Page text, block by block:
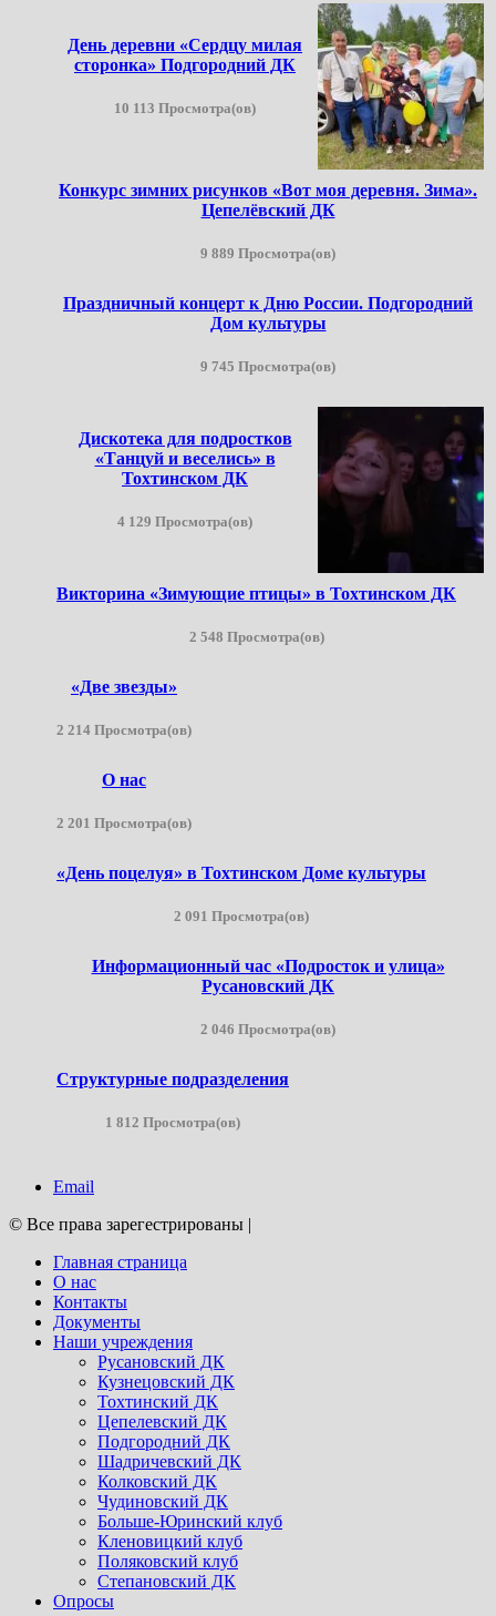
День деревни «Сердцу милая
сторонка» Подгородний ДК
10 113 Просмотра(ов)
Конкурс зимних рисунков «Вот моя деревня. Зима».
Цепелёвский ДК
9 889 Просмотра(ов)
Праздничный концерт к Дню России. Подгородний
Дом культуры
9 745 Просмотра(ов)
Дискотека для подростков
«Танцуй и веселись» в
Тохтинском ДК
4 129 Просмотра(ов)
Викторина «Зимующие птицы» в Тохтинском ДК
2 548 Просмотра(ов)
«Две звезды»
2 214 Просмотра(ов)
О нас
2 201 Просмотра(ов)
«День поцелуя» в Тохтинском Доме культуры
2 091 Просмотра(ов)
Информационный час «Подросток и улица»
Русановский ДК
2 046 Просмотра(ов)
Структурные подразделения
1 812 Просмотра(ов)
Email
© Все права зарегестрированы |
Главная страница
О нас
Контакты
Документы
Наши учреждения
Русановский ДК
Кузнецовский ДК
Тохтинский ДК
Цепелевский ДК
Подгородний ДК
Шадричевский ДК
Колковский ДК
Чудиновский ДК
Больше-Юринский клуб
Кленовицкий клуб
Поляковский клуб
Степановский ДК
Опросы